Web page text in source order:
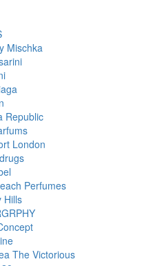
Mischka
Republic
London
Perfumes
Hills
The Victorious